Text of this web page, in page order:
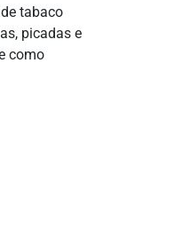
tabaco
picadas e
como